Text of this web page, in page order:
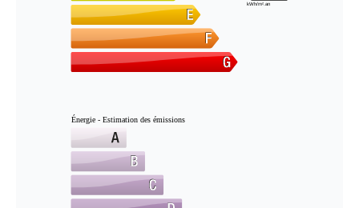
kWh/m².an
Énergie - Estimation des émissions